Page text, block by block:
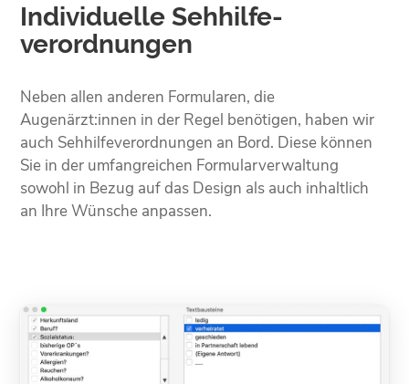
Individuelle Sehhilfe­
verordnungen
Neben allen anderen Formularen, die
Augenärzt:innen in der Regel benötigen, haben wir
auch Sehhilfe­verordnungen an Bord. Diese können
Sie in der umfangreichen Formular­verwaltung
sowohl in Bezug auf das Design als auch inhaltlich
an Ihre Wünsche anpassen.